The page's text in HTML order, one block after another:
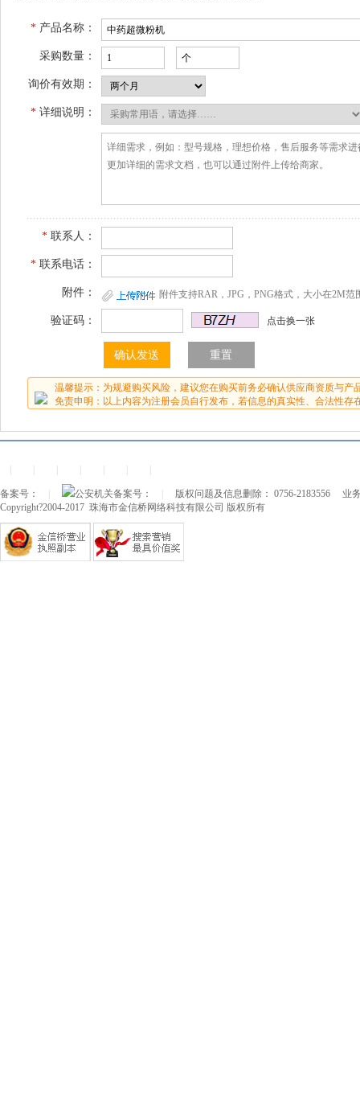
* 产品名称：
采购数量：
询价有效期：
* 详细说明：
* 联系人：
* 联系电话：
附件： 附件支持RAR，JPG，PNG格式，大小在2M范
验证码： 点击换一张
温馨提示：为规避购买风险，建议您在购买前务必确认供应商资质与产
免责申明：以上内容为注册会员自行发布，若信息的真实性、合法性存
备案号： 公安机关备案号： 版权问题及信息删除： 0756-2183556
业
Copyright?2004-2017 珠海市金信桥网络科技有限公司 版权所有